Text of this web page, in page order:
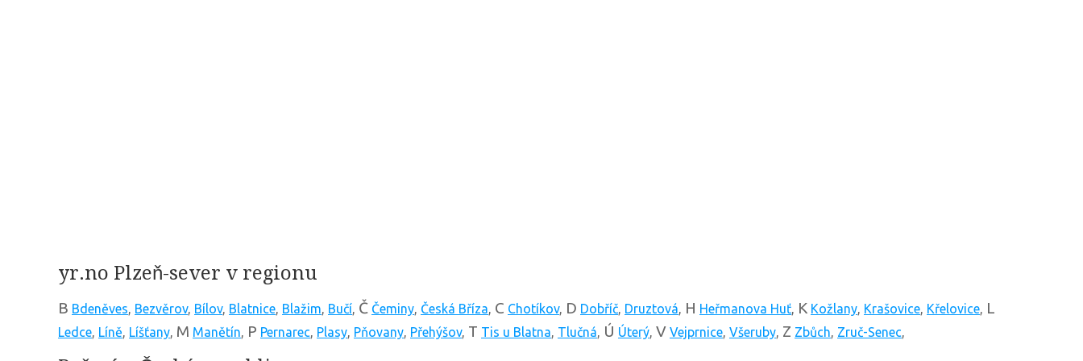
yr.no Plzeň-sever v regionu
B Bdeněves, Bezvěrov, Bílov, Blatnice, Blažim, Bučí, Č Čeminy, Česká Bříza, C Chotíkov, D Dobříč, Druztová, H Heřmanova Huť, K Kožlany, Krašovice, Křelovice, L
Ledce, Líně, Líšťany, M Manětín, P Pernarec, Plasy, Pňovany, Přehýšov, T Tis u Blatna, Tlučná, Ú Úterý, V Vejprnice, Všeruby, Z Zbůch, Zruč-Senec,